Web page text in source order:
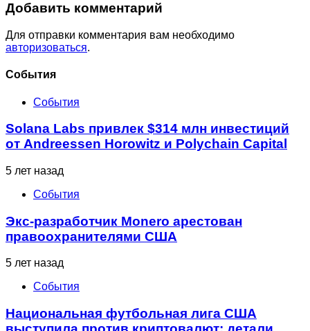
Добавить комментарий
Для отправки комментария вам необходимо
авторизоваться.
Cобытия
События
Solana Labs привлек $314 млн инвестиций
от Andreessen Horowitz и Polychain Capital
5 лет назад
События
Экс-разработчик Monero арестован
правоохранителями США
5 лет назад
События
Национальная футбольная лига США